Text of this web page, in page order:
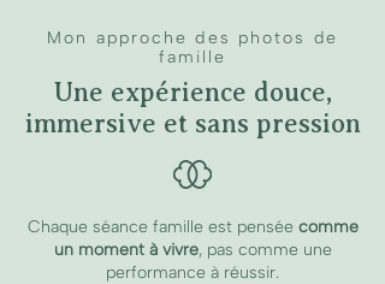
Mon approche des photos de
famille
Une expérience douce,
immersive et sans pression
Chaque séance famille est pensée comme
un moment à vivre, pas comme une
performance à réussir.